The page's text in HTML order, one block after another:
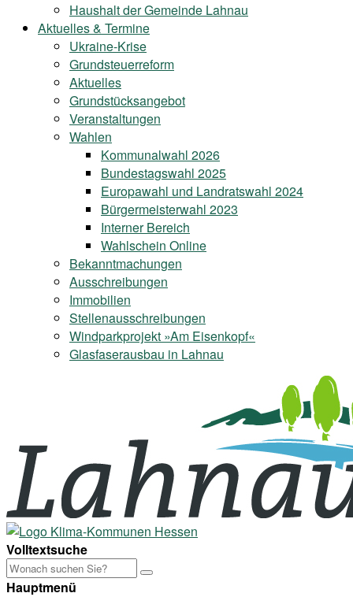
Haushalt der Gemeinde Lahnau
Aktuelles & Termine
Ukraine-Krise
Grundsteuerreform
Aktuelles
Grundstücksangebot
Veranstaltungen
Wahlen
Kommunalwahl 2026
Bundestagswahl 2025
Europawahl und Landratswahl 2024
Bürgermeisterwahl 2023
Interner Bereich
Wahlschein Online
Bekanntmachungen
Ausschreibungen
Immobilien
Stellenausschreibungen
Windparkprojekt »Am Eisenkopf«
Glasfaserausbau in Lahnau
Volltextsuche
Hauptmenü